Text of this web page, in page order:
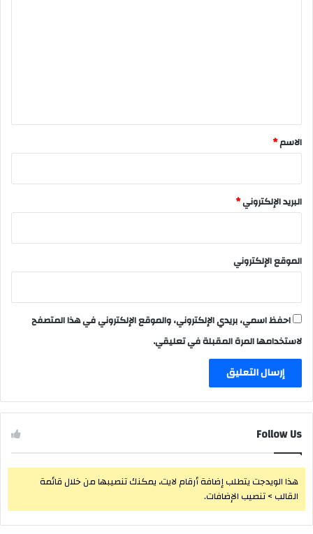
*
الاسم*
البريد الإلكتروني*
الموقع الإلكتروني
احفظ اسمي، بريدي الإلكتروني، والموقع الإلكتروني في هذا المتصفح
لاستخدامها المرة المقبلة في تعليقي.
Follow Us
هذا الويدجت يتطلب إضافة أرقام لايت، يمكنك تنصيبها من خلال قائمة
القالب > تنصيب الإضافات.